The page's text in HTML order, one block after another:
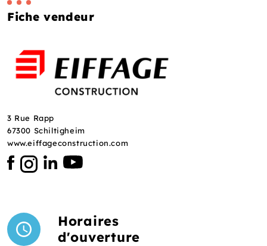
Fiche vendeur
3 Rue Rapp
67300 Schiltigheim
www.eiffageconstruction.com
Horaires
d'ouverture